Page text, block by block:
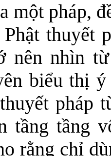
một pháp,
thuyết
nên nhìn
biểu thị ý
pháp
tầng tầng
rằng chỉ